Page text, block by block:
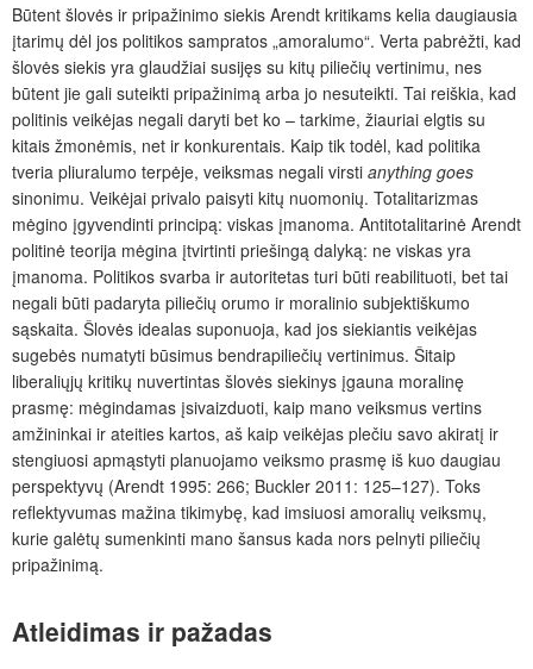
Būtent šlovės ir pripažinimo siekis Arendt kritikams kelia daugiausia
įtarimų dėl jos politikos sampratos „amoralumo“. Verta pabrėžti, kad
šlovės siekis yra glaudžiai susijęs su kitų piliečių vertinimu, nes
būtent jie gali suteikti pripažinimą arba jo nesuteikti. Tai reiškia, kad
politinis veikėjas negali daryti bet ko – tarkime, žiauriai elgtis su
kitais žmonėmis, net ir konkurentais. Kaip tik todėl, kad politika
tveria pliuralumo terpėje, veiksmas negali virsti anything goes
sinonimu. Veikėjai privalo paisyti kitų nuomonių. Totalitarizmas
mėgino įgyvendinti principą: viskas įmanoma. Antitotalitarinė Arendt
politinė teorija mėgina įtvirtinti priešingą dalyką: ne viskas yra
įmanoma. Politikos svarba ir autoritetas turi būti reabilituoti, bet tai
negali būti padaryta piliečių orumo ir moralinio subjektiškumo
sąskaita. Šlovės idealas suponuoja, kad jos siekiantis veikėjas
sugebės numatyti būsimus bendrapiliečių vertinimus. Šitaip
liberaliųjų kritikų nuvertintas šlovės siekinys įgauna moralinę
prasmę: mėgindamas įsivaizduoti, kaip mano veiksmus vertins
amžininkai ir ateities kartos, aš kaip veikėjas plečiu savo akiratį ir
stengiuosi apmąstyti planuojamo veiksmo prasmę iš kuo daugiau
perspektyvų (Arendt 1995: 266; Buckler 2011: 125–127). Toks
reflektyvumas mažina tikimybę, kad imsiuosi amoralių veiksmų,
kurie galėtų sumenkinti mano šansus kada nors pelnyti piliečių
pripažinimą.
Atleidimas ir pažadas